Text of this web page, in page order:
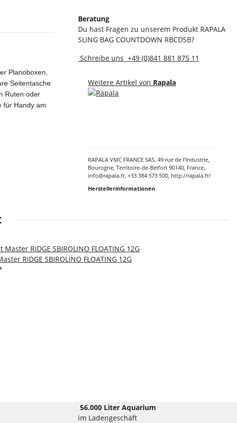
Planoboxen,
Seitentasche
Ruten oder
für Handy am
Beratung
Du hast Fragen zu unserem Produkt RAPALA
SLING BAG COUNTDOWN RBCDSB?
Schreibe uns +49 (0)841 881 875 11
Weitere Artikel von Rapala
RAPALA VMC FRANCE SAS, 49 rue de l’Industrie,
Bourogne, Territoire-de-Belfort 90140, France,
info@rapala.fr, +33 384 573 500, http://rapala.fr/
Herstellerinformationen
RIDGE SBIROLINO FLOATING 12G
56.000 Liter Aquarium
im Ladengeschäft